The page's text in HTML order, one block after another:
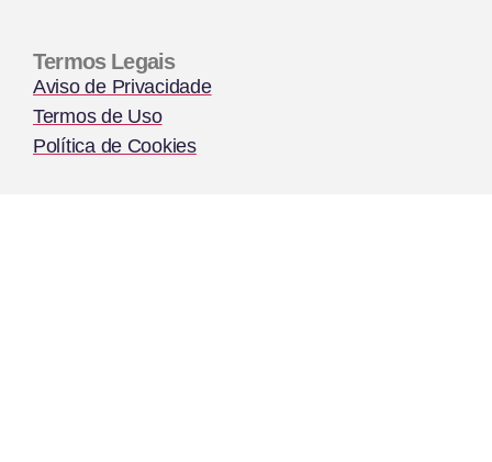
Termos Legais
Aviso de Privacidade
Termos de Uso
Política de Cookies